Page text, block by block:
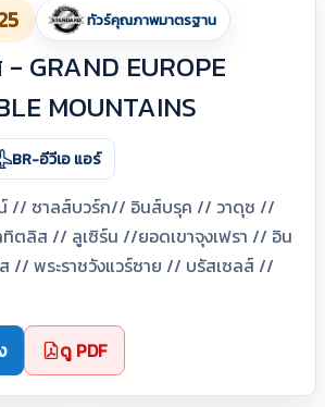
ทัวร์คุณภาพมาตรฐาน
GRAND EUROPE
MOUNTAINS
BR-อีวีเอ แอร์
น์ // ซาลส์บวร์ก// อินส์บรุค // วาดุซ //
ตลิส // ลูเซิร์น //ยอดเขาจุงเฟรา // อิน
// พระราชวังแวร์ซาย // บรัสเซลส์ //
ดู PDF